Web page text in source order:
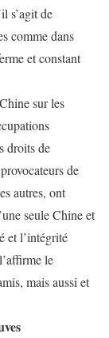
s’agit de
comme dans
et constant
sur les
droits de
de
autres, ont
seule Chine et
et l’intégrité
le
mais aussi et